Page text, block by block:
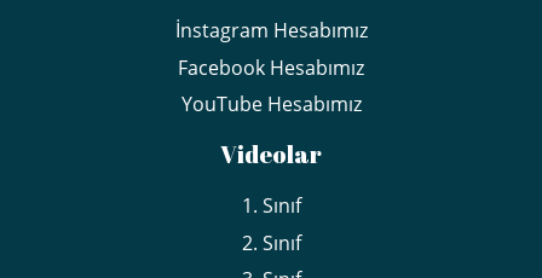
İnstagram Hesabımız
Facebook Hesabımız
YouTube Hesabımız
Videolar
1. Sınıf
2. Sınıf